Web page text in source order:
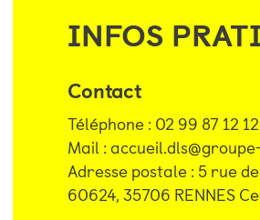
INFOS
Contact
Téléphone : 02 99 87 12 12
Mail :
Adresse postale : 5 rue
60624, 35706 RENNES